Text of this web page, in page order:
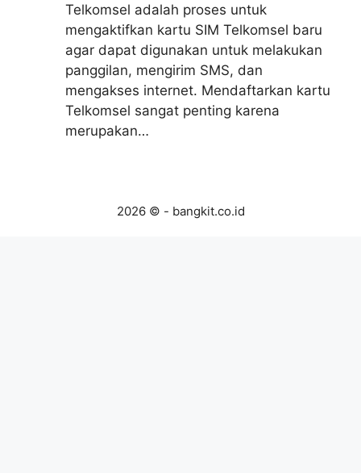
Telkomsel adalah proses untuk
mengaktifkan kartu SIM Telkomsel baru
agar dapat digunakan untuk melakukan
panggilan, mengirim SMS, dan
mengakses internet. Mendaftarkan kartu
Telkomsel sangat penting karena
merupakan…
2026 © - bangkit.co.id